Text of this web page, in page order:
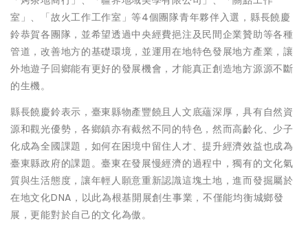
室」、「故火工作工作室」等4個團隊青年夥伴入選，縣長饒慶
鈴恭賀各團隊，並希望透過中央經費挹注及民間企業贊助等各種
管道，改善地方的基礎環境，並運用在地特色發展地方產業，讓
外地遊子回鄉能有更好的發展機會，才能真正創造地方源源不斷
的生機。
縣長饒慶鈴表示，臺東縣物產豐饒且人文底蘊深厚，具有自然資
源和觀光優勢，各鄉鎮亦有截然不同的特色，然而高齡化、少子
化成為全國課題，如何在困境中留住人才、提升經濟效益也成為
臺東縣政府的課題。臺東在發展慢經濟的過程中，獨有的文化氣
質與生活態度，讓年輕人願意重新認識這塊土地，進而發掘屬於
在地文化DNA，以此為根基開展創生事業，不僅能均衡城鄉發
展，更能對於自己的文化為傲。